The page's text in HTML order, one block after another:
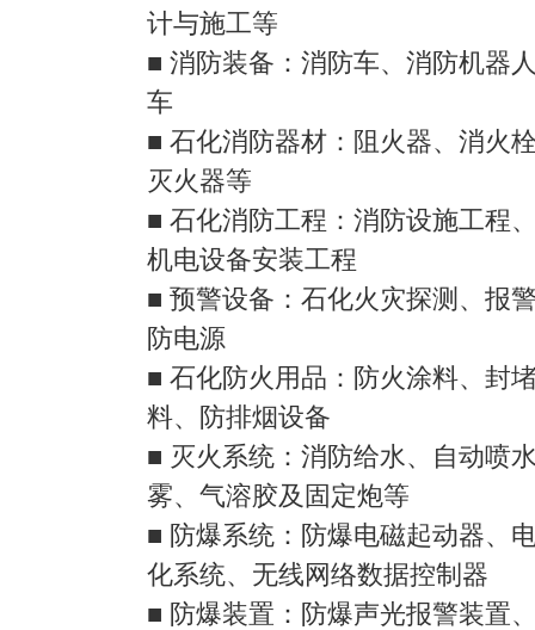
计与施工等
■ 消防装备：消防车、消防机器
车
■ 石化消防器材：阻火器、消火
灭火器等
■ 石化消防工程：消防设施工程
机电设备安装工程
■ 预警设备：石化火灾探测、报
防电源
■ 石化防火用品：防火涂料、封
料、防排烟设备
■ 灭火系统：消防给水、自动喷
雾、气溶胶及固定炮等
■ 防爆系统：防爆电磁起动器、
化系统、无线网络数据控制器
■ 防爆装置：防爆声光报警装置